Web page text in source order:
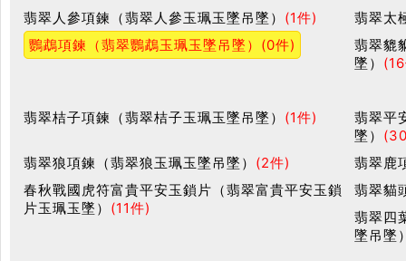
翡翠人參項鍊（翡翠人參玉珮玉墜吊墜） (1件)
翡翠太
鸚鵡項鍊（翡翠鸚鵡玉珮玉墜吊墜） (0件)
翡翠貔
墜）
翡翠桔子項鍊（翡翠桔子玉珮玉墜吊墜） (1件)
翡翠平
墜）
翡翠狼項鍊（翡翠狼玉珮玉墜吊墜） (2件)
翡翠鹿
春秋戰國虎符富貴平安玉鎖片（翡翠富貴平安玉鎖
片玉珮玉墜） (11件)
翡翠貓
翡翠四
墜吊墜